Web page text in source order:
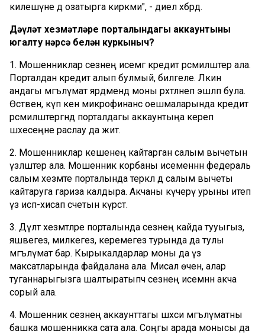
килешүне дә озатырга кирәкми", - диелә хәбәрдә.
Дәүләт хезмәтләре порталындагы аккаунтыңны
югалту нәрсә белән куркыныч?
1. Мошенниклар сезнең исемгә кредит рәсмиләштерә ала.
Порталдан кредит алып булмый, билгеле. Ләкин
андагы мәгълүмат ярдәмендә моны рәхәтләнеп эшләп була.
Өстәвенә, күп кенә микрофинанс оешмаларында кредит
рәсмиләштергәндә порталдагы аккаунтыңа кереп
шәхесеңне раслау да житә.
2. Мошенниклар кешенең кайтарган салым вычетын
үзләштерә ала. Мошенник корбаны исеменнән федераль
салым хезмәте порталында теркәлә дә салым вычеты
кайтаруга гариза калдыра. Акчаны күчерү урыны итеп
үз исәп-хисап счетын күрсәтә.
3. Дәүләт хезмәтләре порталында сезнең кайда тууыгыз,
яшәвегез, милкегез, керемегез турында да тулы
мәгълүмат бар. Кырыкалдарлар моны да үз
максатларында файдалана ала. Мисал өчен, алар
туганнарыгызга шалтыратыпч сезнең исемнән акча
сорый ала.
4. Мошенник сезнең аккаунттагы шәхси мәгълүматны
башка мошенникка сата ала. Соңгы арада монысы да